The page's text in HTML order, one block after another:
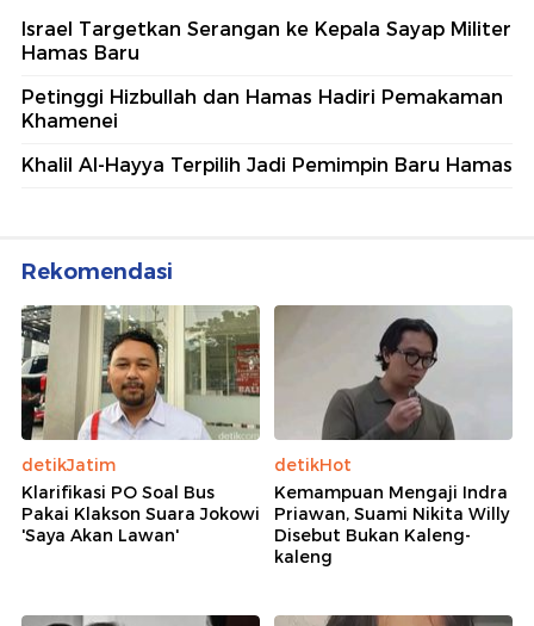
Israel Targetkan Serangan ke Kepala Sayap Militer
Hamas Baru
Petinggi Hizbullah dan Hamas Hadiri Pemakaman
Khamenei
Khalil Al-Hayya Terpilih Jadi Pemimpin Baru Hamas
Rekomendasi
detikJatim
Klarifikasi PO Soal Bus
Pakai Klakson Suara Jokowi
'Saya Akan Lawan'
detikHot
Kemampuan Mengaji Indra
Priawan, Suami Nikita Willy
Disebut Bukan Kaleng-
kaleng